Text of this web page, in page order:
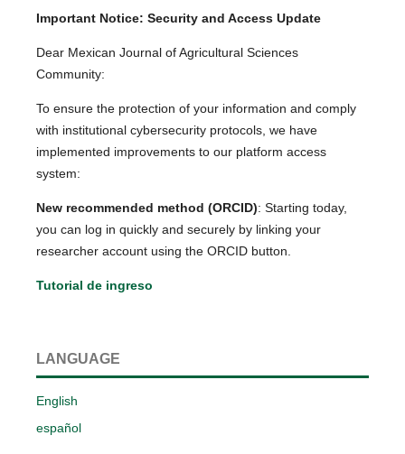
Important Notice: Security and Access Update
Dear Mexican Journal of Agricultural Sciences
Community:
To ensure the protection of your information and comply
with institutional cybersecurity protocols, we have
implemented improvements to our platform access
system:
New recommended method (ORCID): Starting today,
you can log in quickly and securely by linking your
researcher account using the ORCID button.
Tutorial de ingreso
LANGUAGE
English
español